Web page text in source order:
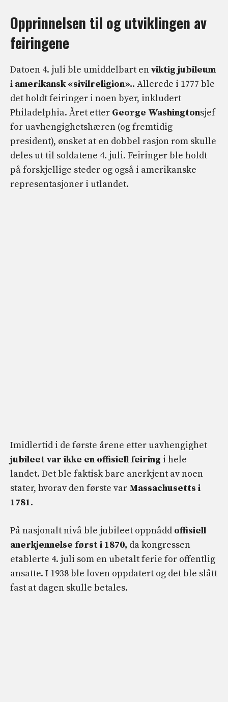
Opprinnelsen til og utviklingen av
feiringene
Datoen 4. juli ble umiddelbart enviktig jubileum
i amerikansk «sivilreligion».. Allerede i 1777 ble
det holdt feiringer i noen byer, inkludert
Philadelphia. Året etter George Washingtonsjef
for uavhengighetshæren (og fremtidig
president), ønsket at en dobbel rasjon rom skulle
deles ut til soldatene 4. juli. Feiringer ble holdt
på forskjellige steder og også i amerikanske
representasjoner i utlandet.
Imidlertid i de første årene etter uavhengighet
jubileet var ikke en offisiell feiring i hele
landet. Det ble faktisk bare anerkjent av noen
stater, hvorav den første var Massachusetts i
1781.
På nasjonalt nivå ble jubileet oppnådd offisiell
anerkjennelse først i 1870, da kongressen
etablerte 4. juli som en ubetalt ferie for offentlig
ansatte. I 1938 ble loven oppdatert og det ble slått
fast at dagen skulle betales.